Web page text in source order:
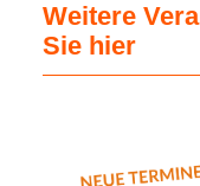
Weitere
Sie hier